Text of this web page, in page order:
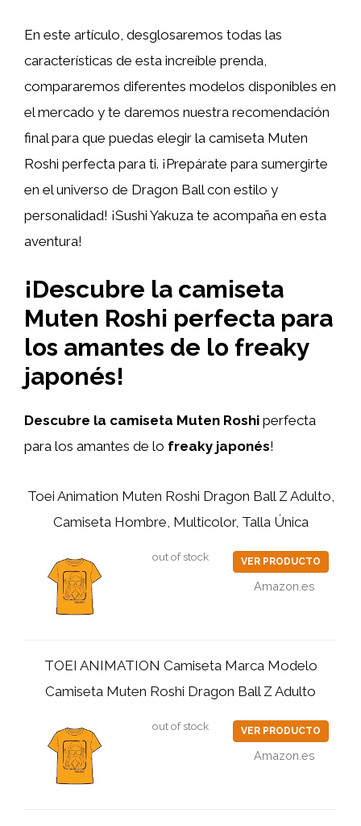
En este artículo, desglosaremos todas las
características de esta increíble prenda,
compararemos diferentes modelos disponibles en
el mercado y te daremos nuestra recomendación
final para que puedas elegir la camiseta Muten
Roshi perfecta para ti. ¡Prepárate para sumergirte
en el universo de Dragon Ball con estilo y
personalidad! ¡Sushi Yakuza te acompaña en esta
aventura!
¡Descubre la camiseta
Muten Roshi perfecta para
los amantes de lo freaky
japonés!
Descubre la camiseta Muten Roshi perfecta
para los amantes de lo freaky japonés!
Toei Animation Muten Roshi Dragon Ball Z Adulto,
Camiseta Hombre, Multicolor, Talla Única
out of stock VER PRODUCTO
Amazon.es
TOEI ANIMATION Camiseta Marca Modelo
Camiseta Muten Roshi Dragon Ball Z Adulto
out of stock VER PRODUCTO
Amazon.es